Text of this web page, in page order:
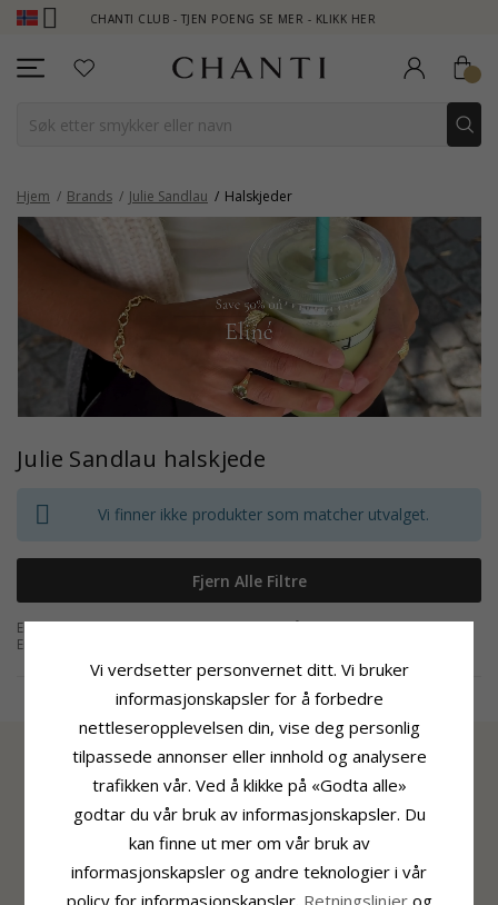
CHANTI CLUB - TJEN POENG SE MER - KLIKK HER
Hjem Brands Julie Sandlau Halskjeder
Julie Sandlau halskjede
Vi finner ikke produkter som matcher utvalget.
Fjern Alle Filtre
Er du ute etter klassisk og allsidig halskjeder, så har du kommet til rett side.
En Julie Sandlau halskjede er i moderne design og vi har mange fine
halskjeder å velge mellom, så hvis du er på utkikk etter en ny halskjede, kan
du sikkert finne det på CHANTI. Vi har et stort utvalg, som inkluderer vakre
kjeder fra Julie Sandlau. Kjøp et Julie Sandlau kjede og du kommer til å
stråle, for Julie Sandlau halskjeder ser bra ut på de fleste kvinner og kan
kjøpes til gunstige priser hos CHANTI, så glede deg selv eller en venn med
vakre Julie Sandlau kjede i materialer av høy kvalitet. Du kan se alleJulie
Sandlau smykker her.
Læs mere
INFORMASJON
Kontakt
Vi verdsetter personvernet ditt. Vi bruker
informasjonskapsler for å forbedre
nettleseropplevelsen din, vise deg personlig
tilpassede annonser eller innhold og analysere
trafikken vår. Ved å klikke på «Godta alle»
godtar du vår bruk av informasjonskapsler. Du
kan finne ut mer om vår bruk av
informasjonskapsler og andre teknologier i vår
policy for informasjonskapsler. Retningslinjer og